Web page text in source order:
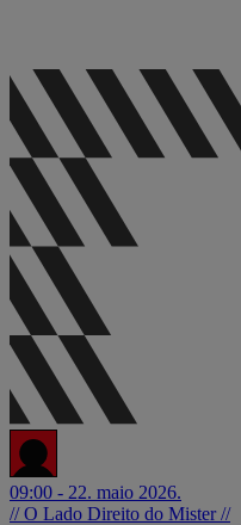
09:00 - 22. maio 2026.
// O Lado Direito do Mister //